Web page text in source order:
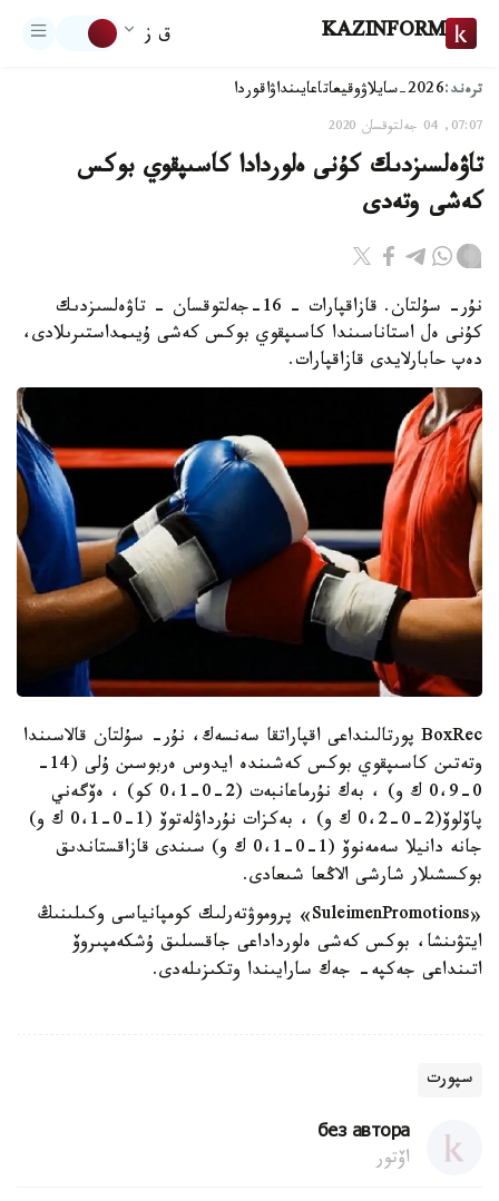
KAZINFORM ق ز
ترەند:2026-سايلاۋ وقيعاتاعايىنداۋاقوردا
07:07, 04 جەلتوقسان 2020
تاۋەلسىزدىك كۇنى ەلوردادا كاسىپقوي بوكس
كەشى وتەدى
نۇر- سۇلتان. قازاقپارات – 16-جەلتوقسان - تاۋەلسىزدىك
كۇنى ەل استاناسىندا كاسىپقوي بوكس كەشى ۇيىمداستىرىلادى،
دەپ حابارلايدى قازاقپارات.
BoxRec پورتالىنداعى اقپاراتقا سەنسەك، نۇر- سۇلتان قالاسىندا
وتەتىن كاسىپقوي بوكس كەشىندە ايدوس ەربوسىن ۇلى (14-
0-0،9 ك و) ، بەك نۇرماعانبەت (2-0-0،1 كو) ، ەۆگەني
پاۆلوۆ(2-0-0،2 ك و) ، بەكزات نۇرداۋلەتوۆ (1-0-0،1 ك و)
جانە دانيلا سەمەنوۆ (1-0-0،1 ك و) سىندى قازاقستاندىق
بوكسشىلار شارشى الاڭعا شىعادى.
«SuleimenPromotions» پروموۋتەرلىك كومپانياسى وكىلىنىڭ
ايتۋىنشا، بوكس كەشى ەلورداداعى جاقسىلىق ۇشكەمپىروۆ
اتىنداعى جەكپە- جەك سارايىندا وتكىزىلەدى.
سپورت
без автора
اۆتور